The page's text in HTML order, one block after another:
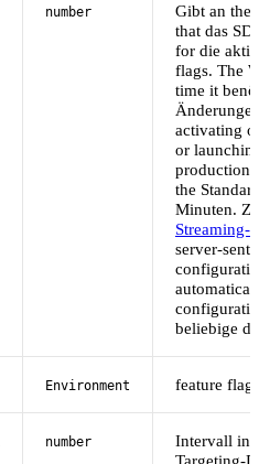
number
Gibt an the
that das
for die
flags. The
time it
activating
or
production
the
Minuten.
Streaming-
server-sent
beliebige
Environment feature flag
number Intervall in